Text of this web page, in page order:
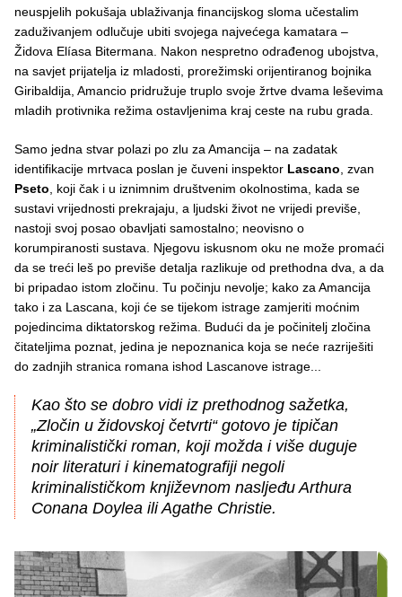
neuspjelih pokušaja ublaživanja financijskog sloma učestalim
zaduživanjem odlučuje ubiti svojega najvećega kamatara –
Židova Elíasa Bitermana. Nakon nespretno odrađenog ubojstva,
na savjet prijatelja iz mladosti, prorežimski orijentiranog bojnika
Giribaldija, Amancio pridružuje truplo svoje žrtve dvama leševima
mladih protivnika režima ostavljenima kraj ceste na rubu grada.
Samo jedna stvar polazi po zlu za Amancija – na zadatak
identifikacije mrtvaca poslan je čuveni inspektor Lascano , zvan
Pseto , koji čak i u iznimnim društvenim okolnostima, kada se
sustavi vrijednosti prekrajaju, a ljudski život ne vrijedi previše,
nastoji svoj posao obavljati samostalno; neovisno o
korumpiranosti sustava. Njegovu iskusnom oku ne može promaći
da se treći leš po previše detalja razlikuje od prethodna dva, a da
bi pripadao istom zločinu. Tu počinju nevolje; kako za Amancija
tako i za Lascana, koji će se tijekom istrage zamjeriti moćnim
pojedincima diktatorskog režima. Budući da je počinitelj zločina
čitateljima poznat, jedina je nepoznanica koja se neće razriješiti
do zadnjih stranica romana ishod Lascanove istrage...
Kao što se dobro vidi iz prethodnog sažetka,
„Zločin u židovskoj četvrti“ gotovo je tipičan
kriminalistički roman, koji možda i više duguje
noir literaturi i kinematografiji negoli
kriminalističkom književnom nasljeđu Arthura
Conana Doylea ili Agathe Christie.